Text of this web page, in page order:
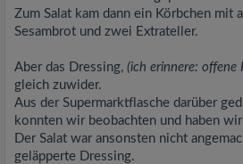
Zum Salat kam dann ein Körbchen mit
Sesambrot und zwei Extrateller.
Aber das Dressing, (ich erinnere: offene
gleich zuwider.
Aus der Supermarktflasche darüber
konnten wir beobachten und haben
Der Salat war ansonsten nicht
geläpperte Dressing.